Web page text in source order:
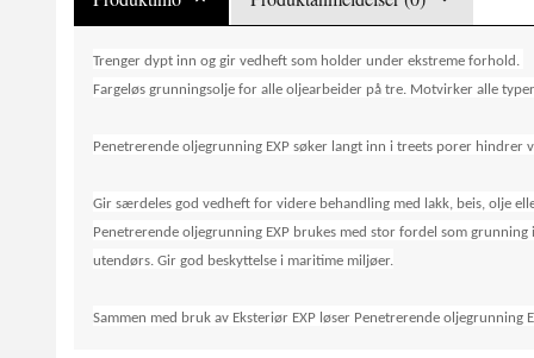
Trenger dypt inn og gir vedheft som holder under ekstreme forhold.
Fargeløs grunningsolje for alle oljearbeider på tre. Motvirker alle
Penetrerende oljegrunning EXP søker langt inn i treets porer hindrer
Gir særdeles god vedheft for videre behandling med lakk, beis, olje
Penetrerende oljegrunning EXP brukes med stor fordel som
utendørs. Gir god beskyttelse i maritime miljøer.
Sammen med bruk av Eksteriør EXP løser Penetrerende